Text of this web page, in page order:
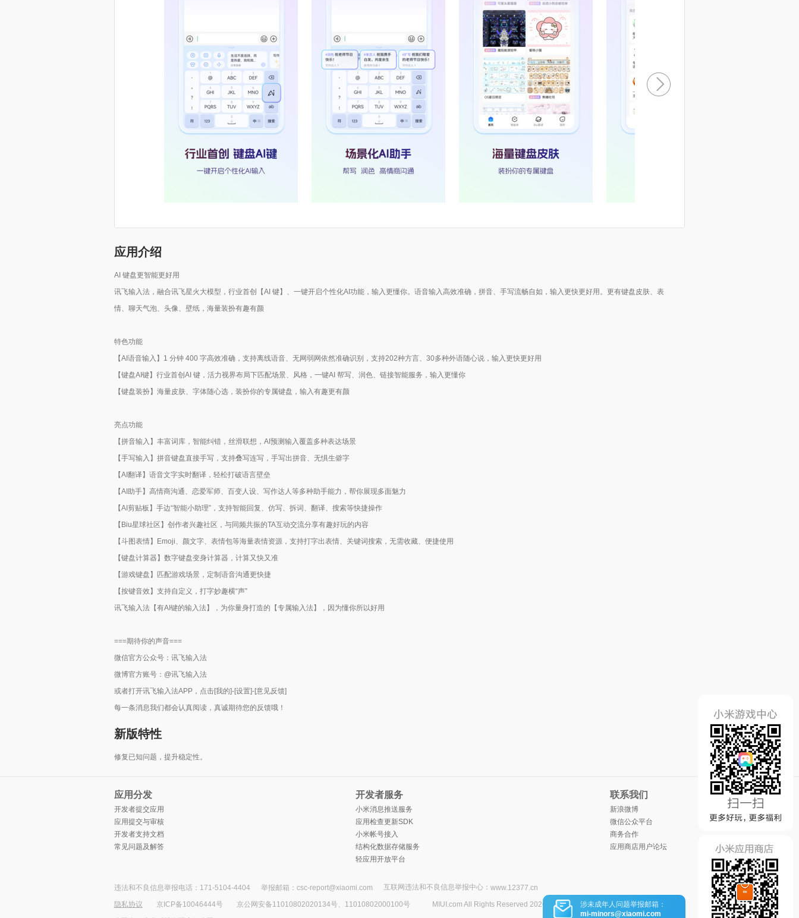
应用介绍
AI 键盘更智能更好用
讯飞输入法，融合讯飞星火大模型，行业首创【AI 键】、一键开启个性化AI功能，输入更懂你。语音输入高效准确，拼音、手写流畅自如，输入更快更好用。更有键盘皮肤、表
情、聊天气泡、头像、壁纸，海量装扮有趣有颜
特色功能
【AI语音输入】1 分钟 400 字高效准确，支持离线语音、无网弱网依然准确识别，支持202种方言、30多种外语随心说，输入更快更好用
【键盘AI键】行业首创AI 键，活力视界布局下匹配场景、风格，一键AI 帮写、润色、链接智能服务，输入更懂你
【键盘装扮】海量皮肤、字体随心选，装扮你的专属键盘，输入有趣更有颜
亮点功能
【拼音输入】丰富词库，智能纠错，丝滑联想，AI预测输入覆盖多种表达场景
【手写输入】拼音键盘直接手写，支持叠写连写，手写出拼音、无惧生僻字
【AI翻译】语音文字实时翻译，轻松打破语言壁垒
【AI助手】高情商沟通、恋爱军师、百变人设、写作达人等多种助手能力，帮你展现多面魅力
【AI剪贴板】手边“智能小助理”，支持智能回复、仿写、拆词、翻译、搜索等快捷操作
【Biu星球社区】创作者兴趣社区，与同频共振的TA互动交流分享有趣好玩的内容
【斗图表情】Emoji、颜文字、表情包等海量表情资源，支持打字出表情、关键词搜索，无需收藏、便捷使用
【键盘计算器】数字键盘变身计算器，计算又快又准
【游戏键盘】匹配游戏场景，定制语音沟通更快捷
【按键音效】支持自定义，打字妙趣横“声”
讯飞输入法【有AI键的输入法】，为你量身打造的【专属输入法】，因为懂你所以好用
===期待你的声音===
微信官方公众号：讯飞输入法
微博官方账号：@讯飞输入法
或者打开讯飞输入法APP，点击[我的]-[设置]-[意见反馈]
每一条消息我们都会认真阅读，真诚期待您的反馈哦！
新版特性
修复已知问题，提升稳定性。
应用分发
开发者提交应用
应用提交与审核
开发者支持文档
常见问题及解答
开发者服务
小米消息推送服务
应用检查更新SDK
小米帐号接入
结构化数据存储服务
轻应用开放平台
联系我们
新浪微博
微信公众平台
商务合作
应用商店用户论坛
违法和不良信息举报电话：171-5104-4404 举报邮箱：csc-report@xiaomi.com 互联网违法和不良信息举报中心： www.12377.cn
隐私协议
京ICP备10046444号 京公网安备11010802020134号、11010802000100号
MIUI.com All Rights Reserved 2026
涉未成年人问题举报邮箱：
mi-minors@xiaomi.com